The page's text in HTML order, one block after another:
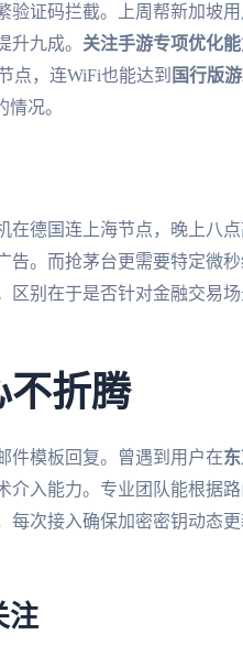
验证码拦截。上周帮新加坡
升九成。 关注手游专项优化能
点，连WiFi也能达到 国行版
况。
德国连上海节点，晚上八
告。而抢茅台更需要特定微
区别在于是否针对金融交易
不折腾
件模板回复。曾遇到用户在
介入能力。专业团队能根据
次接入确保加密密钥动态更
注